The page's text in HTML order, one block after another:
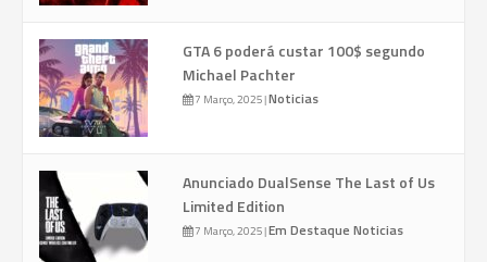
GTA 6 poderá custar 100$ segundo
Michael Pachter
7 Março, 2025|Noticias
Anunciado DualSense The Last of Us
Limited Edition
7 Março, 2025|Em Destaque Noticias